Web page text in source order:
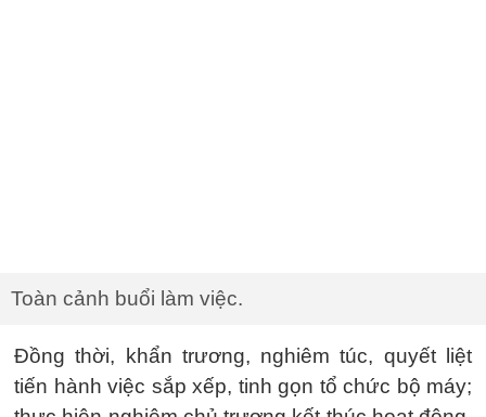
Toàn cảnh buổi làm việc.
Đồng thời, khẩn trương, nghiêm túc, quyết liệt
tiến hành việc sắp xếp, tinh gọn tổ chức bộ máy;